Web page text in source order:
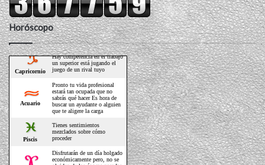
Horóscopo